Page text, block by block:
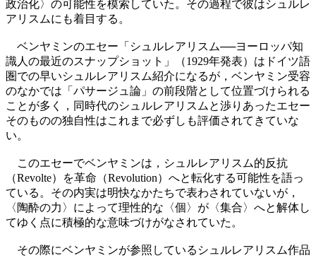
政治化〉の可能性を模索していた。その過程で彼はシュルレ
アリスムにも着目する。
ベンヤミンのエセー「シュルレアリスム──ヨーロッパ知
識人の最近のスナップショット」（1929年発表）はドイツ語
圏での早いシュルレアリスム紹介になるが，ベンヤミン受容
のなかでは「パサージュ論」の前段階として位置づけられる
ことが多く，同時代のシュルレアリスムと渉りあったエセー
そのものの独自性はこれまで必ずしも評価されてきていな
い。
このエセーでベンヤミンは，シュルレアリスム的反抗
（Revolte）を革命（Revolution）へと転化する可能性を語っ
ている。その内実は明快なかたちで表わされていないが，
〈陶酔の力〉によって理性的な〈個〉が〈集合〉へと解体し
てゆく点に積極的な意味づけがなされていた。
その際にベンヤミンが参照しているシュルレアリスム作品